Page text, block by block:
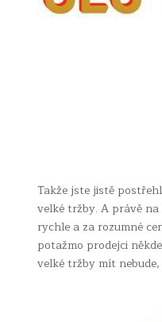
Takže jste jistě
velké tržby. A právě
rychle a za rozumné
potažmo prodejci
velké tržby mít